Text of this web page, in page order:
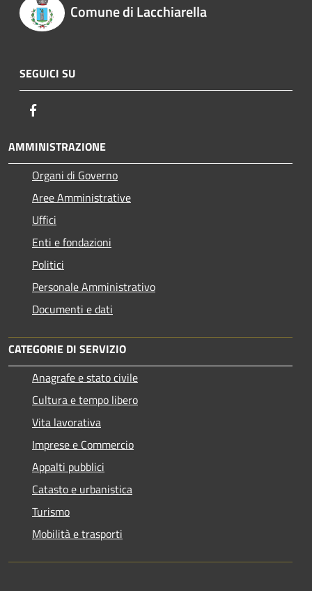
Comune di Lacchiarella
SEGUICI SU
AMMINISTRAZIONE
Organi di Governo
Aree Amministrative
Uffici
Enti e fondazioni
Politici
Personale Amministrativo
Documenti e dati
CATEGORIE DI SERVIZIO
Anagrafe e stato civile
Cultura e tempo libero
Vita lavorativa
Imprese e Commercio
Appalti pubblici
Catasto e urbanistica
Turismo
Mobilità e trasporti